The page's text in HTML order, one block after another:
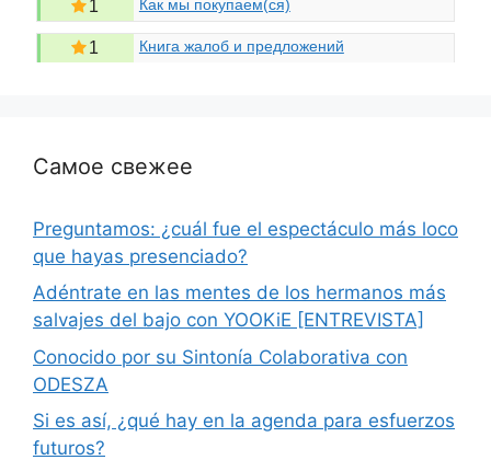
1 Как мы покупаем(ся)
1 Книга жалоб и предложений
Самое свежее
Preguntamos: ¿cuál fue el espectáculo más loco
que hayas presenciado?
Adéntrate en las mentes de los hermanos más
salvajes del bajo con YOOKiE [ENTREVISTA]
Conocido por su Sintonía Colaborativa con
ODESZA
Si es así, ¿qué hay en la agenda para esfuerzos
futuros?